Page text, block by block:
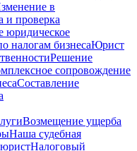
в
и проверка
юридическое
налогам бизнесаЮрист
Решение
сопровождение
Составление
Возмещение ущерба
Наша судебная
Налоговый